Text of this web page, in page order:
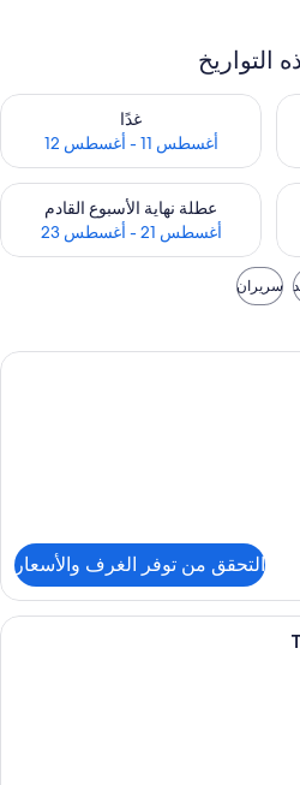
التواريخ
10 - أغسطس 11
غدًا
أغسطس 11 - أغسطس 12
تحقق من مدى التوفر لغد للفترة أغسطس
للفترة أغسطس 14 - أغسطس 16
عطلة نهاية الأسبوع القادم
أغسطس 21 - أغسطس 23
تحقق من مدى التوفر لعطلة نهاية
سريران
التحقق من توفر الغرف والأسعار